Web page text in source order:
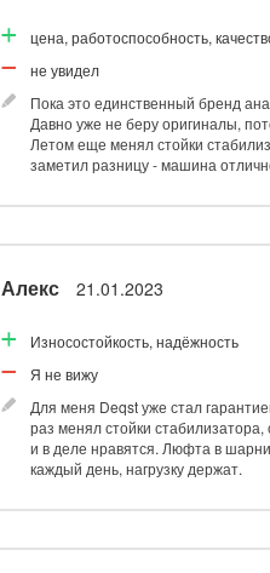
цена, работоспособность,
не увидел
Пока это единственный бренд
Давно уже не беру оригиналы,
Летом еще менял стойки
заметил разницу - машина
Алекс 21.01.2023
Износостойкость, надёжность
Я не вижу
Для меня Deqst уже стал
раз менял стойки
и в деле нравятся. Люфта в
каждый день, нагрузку держат.